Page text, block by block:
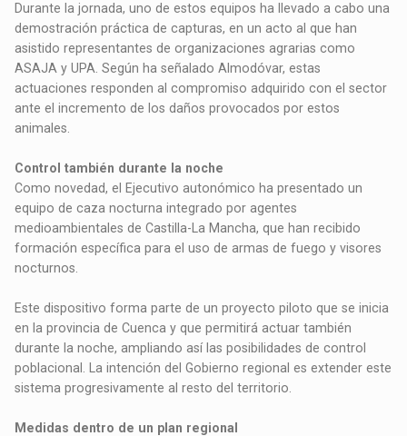
Durante la jornada, uno de estos equipos ha llevado a cabo una
demostración práctica de capturas, en un acto al que han
asistido representantes de organizaciones agrarias como
ASAJA y UPA. Según ha señalado Almodóvar, estas
actuaciones responden al compromiso adquirido con el sector
ante el incremento de los daños provocados por estos
animales.
Control también durante la noche
Como novedad, el Ejecutivo autonómico ha presentado un
equipo de caza nocturna integrado por agentes
medioambientales de Castilla-La Mancha, que han recibido
formación específica para el uso de armas de fuego y visores
nocturnos.
Este dispositivo forma parte de un proyecto piloto que se inicia
en la provincia de Cuenca y que permitirá actuar también
durante la noche, ampliando así las posibilidades de control
poblacional. La intención del Gobierno regional es extender este
sistema progresivamente al resto del territorio.
Medidas dentro de un plan regional